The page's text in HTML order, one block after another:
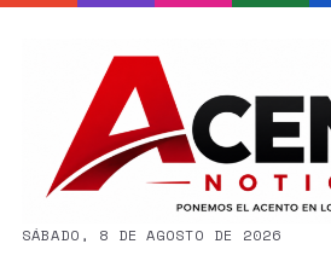
SÁBADO, 8 DE AGOSTO DE 2026